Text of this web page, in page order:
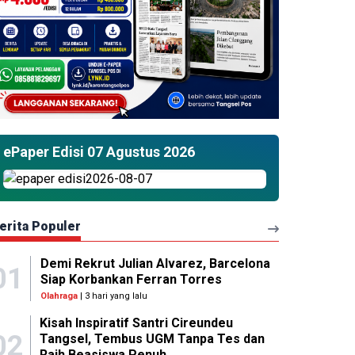
ePaper Edisi 07 Agustus 2026
Populer
Demi Rekrut Julian Alvarez, Barcelona
Siap Korbankan Ferran Torres
Olahraga| 3 hari yang lalu
Kisah Inspiratif Santri Cireundeu
Tangsel, Tembus UGM Tanpa Tes dan